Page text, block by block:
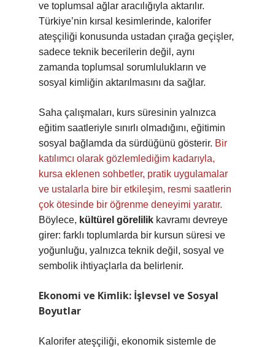
ve toplumsal ağlar aracılığıyla aktarılır.
Türkiye’nin kırsal kesimlerinde, kalorifer
ateşçiliği konusunda ustadan çırağa geçişler,
sadece teknik becerilerin değil, aynı
zamanda toplumsal sorumlulukların ve
sosyal kimliğin aktarılmasını da sağlar.
Saha çalışmaları, kurs süresinin yalnızca
eğitim saatleriyle sınırlı olmadığını, eğitimin
sosyal bağlamda da sürdüğünü gösterir. Bir
katılımcı olarak gözlemlediğim kadarıyla,
kursa eklenen sohbetler, pratik uygulamalar
ve ustalarla bire bir etkileşim, resmi saatlerin
çok ötesinde bir öğrenme deneyimi yaratır.
Böylece, kültürel görelilik kavramı devreye
girer: farklı toplumlarda bir kursun süresi ve
yoğunluğu, yalnızca teknik değil, sosyal ve
sembolik ihtiyaçlarla da belirlenir.
Ekonomi ve Kimlik: İşlevsel ve Sosyal
Boyutlar
Kalorifer ateşçiliği, ekonomik sistemle de